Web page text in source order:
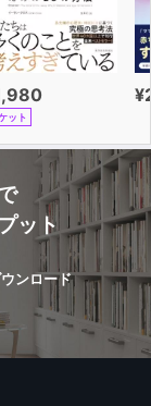
力
一力
ット
ット
ンロード